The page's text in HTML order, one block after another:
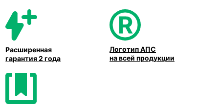
Расширенная
гарантия 2 года
Логотип АПС
на всей продукции